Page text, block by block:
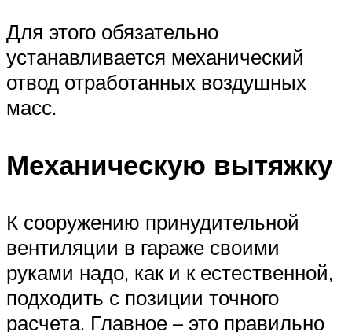
Для этого обязательно
устанавливается механический
отвод отработанных воздушных
масс.
Механическую вытяжку
К сооружению принудительной
вентиляции в гараже своими
руками надо, как и к естественной,
подходить с позиции точного
расчета. Главное – это правильно